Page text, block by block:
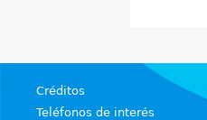
r
Créditos
Teléfonos de interés